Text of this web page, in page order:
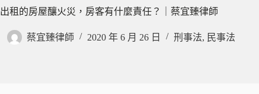
出租的房屋釀火災，房客有什麼責任？｜蔡宜臻律師
蔡宜臻律師 2020 年 6 月 26 日 刑事法, 民事法